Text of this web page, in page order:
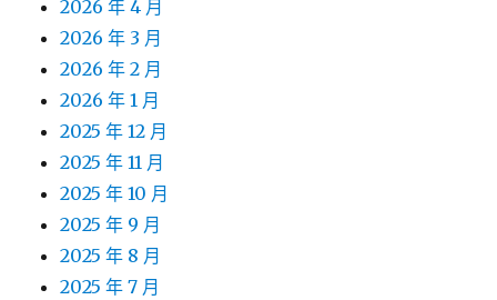
2026 年 4 月
2026 年 3 月
2026 年 2 月
2026 年 1 月
2025 年 12 月
2025 年 11 月
2025 年 10 月
2025 年 9 月
2025 年 8 月
2025 年 7 月